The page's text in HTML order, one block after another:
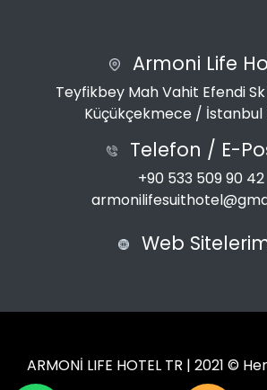
Armoni Life
Teyfikbey Mah Vahit Efendi
Küçükçekmece / İstanbul
Telefon / E-
+90 533 509 90 42
Web
ARMONİ LIFE HOTEL TR | 2021 ©